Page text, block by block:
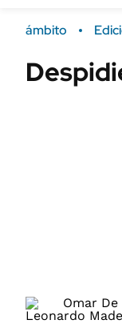
Campo
ámbito